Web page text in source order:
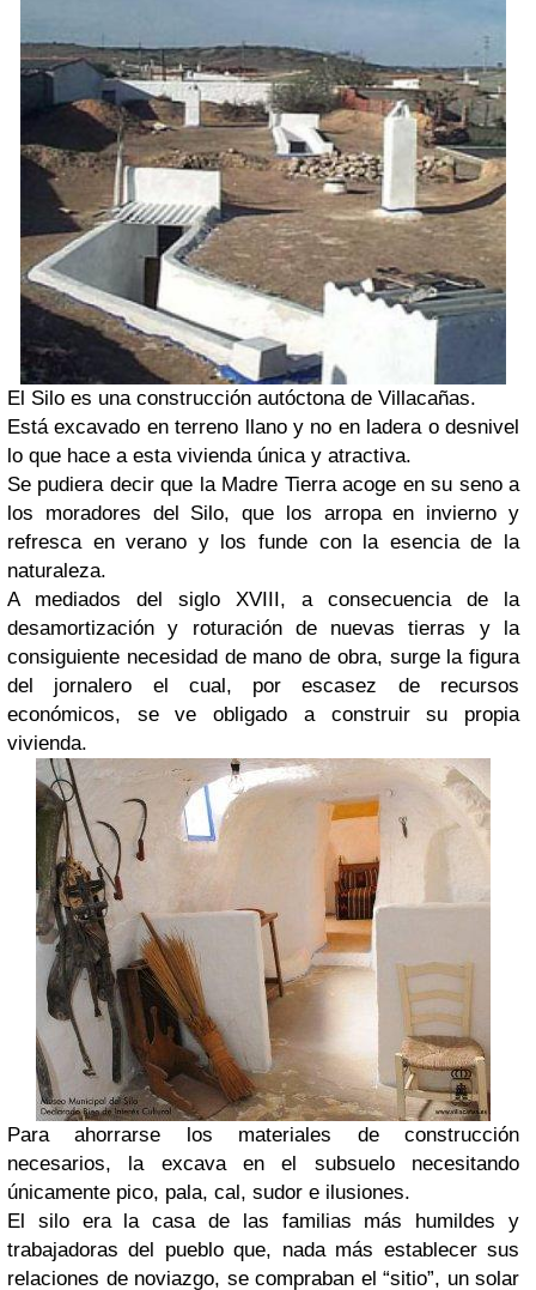
El Silo es una construcción autóctona de Villacañas.
Está excavado en terreno llano y no en ladera o desnivel
lo que hace a esta vivienda única y atractiva.
Se pudiera decir que la Madre Tierra acoge en su seno a
los moradores del Silo, que los arropa en invierno y
refresca en verano y los funde con la esencia de la
naturaleza.
A mediados del siglo XVIII, a consecuencia de la
desamortización y roturación de nuevas tierras y la
consiguiente necesidad de mano de obra, surge la figura
del jornalero el cual, por escasez de recursos
económicos, se ve obligado a construir su propia
vivienda.
Para ahorrarse los materiales de construcción
necesarios, la excava en el subsuelo necesitando
únicamente pico, pala, cal, sudor e ilusiones.
El silo era la casa de las familias más humildes y
trabajadoras del pueblo que, nada más establecer sus
relaciones de noviazgo, se compraban el “sitio”, un solar